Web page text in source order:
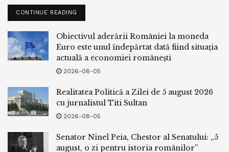
CONTINUE READING
Obiectivul aderării României la moneda
Euro este unul îndepărtat dată fiind situația
actuală a economiei românești
2026-08-05
Realitatea Politică a Zilei de 5 august 2026
cu jurnalistul Titi Sultan
2026-08-05
Senator Ninel Peia, Chestor al Senatului: „5
august, o zi pentru istoria românilor”